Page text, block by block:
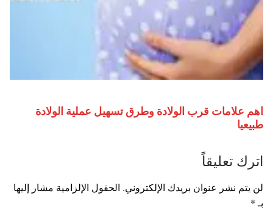
اهم علامات قرب الولادة وطرق تسهيل عملية الولادة
طبيعيا
اترك تعليقاً
لن يتم نشر عنوان بريدك الإلكتروني. الحقول الإلزامية مشار إليها
بـ *